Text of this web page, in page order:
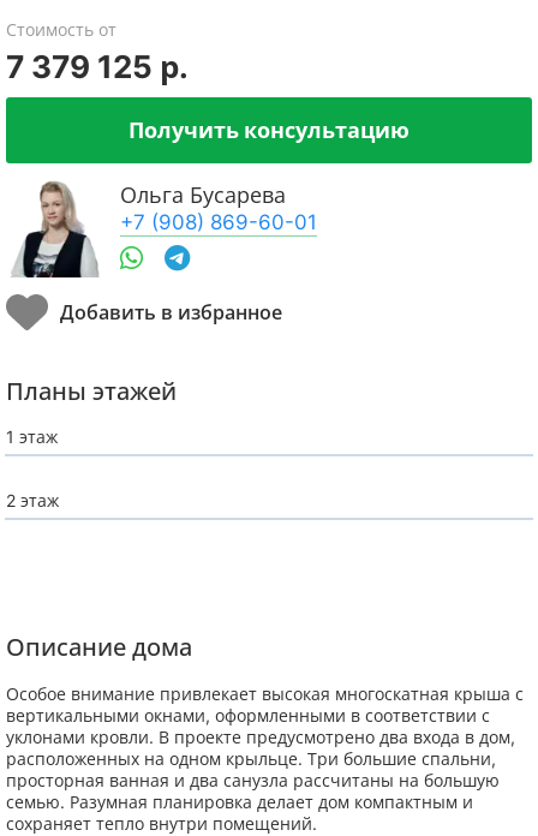
Стоимость от
7 379 125 р.
Получить консультацию
Ольга Бусарева
+7 (908) 869-60-01
Планы этажей
1 этаж
2 этаж
Описание дома
Особое внимание привлекает высокая многоскатная крыша с
вертикальными окнами, оформленными в соответствии с
уклонами кровли. В проекте предусмотрено два входа в дом,
расположенных на одном крыльце. Три большие спальни,
просторная ванная и два санузла рассчитаны на большую
семью. Разумная планировка делает дом компактным и
сохраняет тепло внутри помещений.